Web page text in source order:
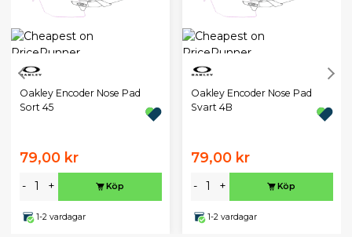
Oakley Encoder Nose Pad
Sort 45
79,00 kr
- + Köp
1-2 vardagar
Oakley Encoder Nose Pad
Svart 4B
79,00 kr
- + Köp
1-2 vardagar